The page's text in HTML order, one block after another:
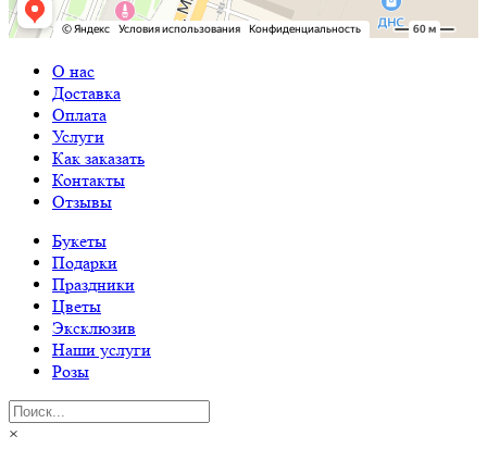
О нас
Доставка
Оплата
Услуги
Как заказать
Контакты
Отзывы
Букеты
Подарки
Праздники
Цветы
Эксклюзив
Наши услуги
Розы
×